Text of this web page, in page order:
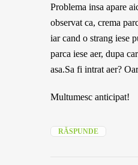
Problema insa apare
observat ca, crema
iar cand o strang iese
parca iese aer, dupa
asa.Sa fi intrat aer?
Multumesc anticipat!
RĂSPUNDE